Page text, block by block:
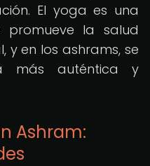
El yoga es una
promueve la salud
y en los ashrams, se
más auténtica y
Ashram: